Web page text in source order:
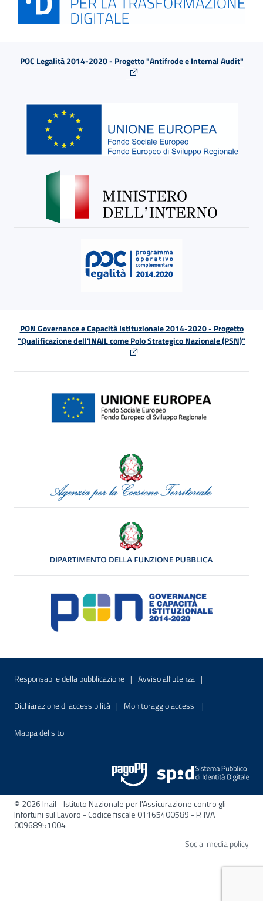
POC Legalità 2014-2020 - Progetto "Antifrode e Internal Audit"
PON Governance e Capacità Istituzionale 2014-2020 - Progetto
"Qualificazione dell'INAIL come Polo Strategico Nazionale (PSN)"
Menu di servizio
Responsabile della pubblicazione Sito interno - Apre in una nuova
Avviso all’utenza Sito interno -
Dichiarazione di accessibilità Sito interno - Apre in una nuova finestra
Monitoraggio accessi Sito interno -
Mappa del sitoSito interno - Apre nella stessa finestra
© 2026 Inail - Istituto Nazionale per l'Assicurazione contro gli
Infortuni sul Lavoro - Codice fiscale 01165400589 - P. IVA
00968951004
Social media policy